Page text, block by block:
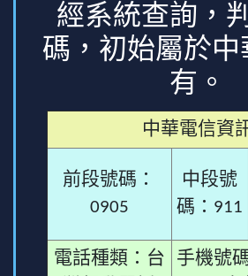
經系統查詢，
碼，初始屬於中
有。
中華電信資
前段號碼：
0905
中段號
碼：911
電話種類：台
手機號